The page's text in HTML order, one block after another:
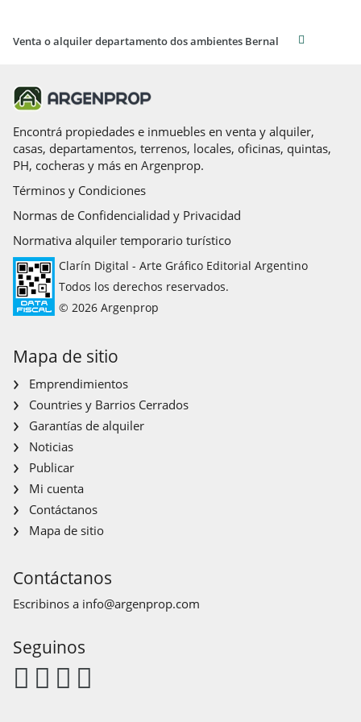
Venta o alquiler departamento dos ambientes Bernal
Encontrá propiedades e inmuebles en venta y alquiler,
casas, departamentos, terrenos, locales, oficinas, quintas,
PH, cocheras y más en Argenprop.
Términos y Condiciones
Normas de Confidencialidad y Privacidad
Normativa alquiler temporario turístico
Clarín Digital - Arte Gráfico Editorial Argentino
Todos los derechos reservados.
© 2026 Argenprop
Mapa de sitio
Emprendimientos
Countries y Barrios Cerrados
Garantías de alquiler
Noticias
Publicar
Mi cuenta
Contáctanos
Mapa de sitio
Contáctanos
Escribinos a info@argenprop.com
Seguinos